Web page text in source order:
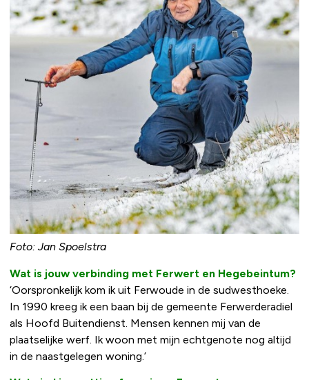
Foto: Jan Spoelstra
Wat is jouw verbinding met Ferwert en Hegebeintum?
‘Oorspronkelijk kom ik uit Ferwoude in de sudwesthoeke.
In 1990 kreeg ik een baan bij de gemeente Ferwerderadiel
als Hoofd Buitendienst. Mensen kennen mij van de
plaatselijke werf. Ik woon met mijn echtgenote nog altijd
in de naastgelegen woning.’